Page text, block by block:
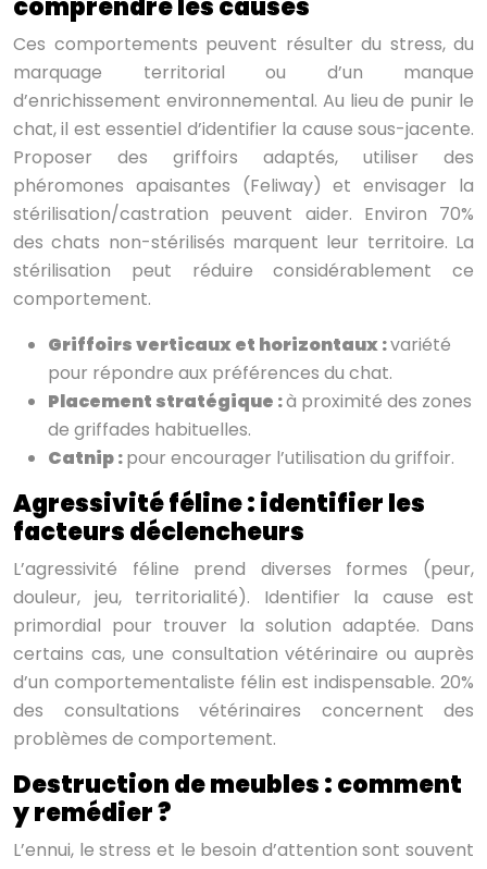
Ces comportements peuvent résulter du stress, du
marquage territorial ou d’un manque
d’enrichissement environnemental. Au lieu de punir le
chat, il est essentiel d’identifier la cause sous-jacente.
Proposer des griffoirs adaptés, utiliser des
phéromones apaisantes (Feliway) et envisager la
stérilisation/castration peuvent aider. Environ 70%
des chats non-stérilisés marquent leur territoire. La
stérilisation peut réduire considérablement ce
comportement.
Griffoirs verticaux et horizontaux :variété
pour répondre aux préférences du chat.
Placement stratégique :à proximité des zones
de griffades habituelles.
Catnip :pour encourager l’utilisation du griffoir.
Agressivité féline : identifier les
facteurs déclencheurs
L’agressivité féline prend diverses formes (peur,
douleur, jeu, territorialité). Identifier la cause est
primordial pour trouver la solution adaptée. Dans
certains cas, une consultation vétérinaire ou auprès
d’un comportementaliste félin est indispensable. 20%
des consultations vétérinaires concernent des
problèmes de comportement.
Destruction de meubles : comment
y remédier ?
L’ennui, le stress et le besoin d’attention sont souvent